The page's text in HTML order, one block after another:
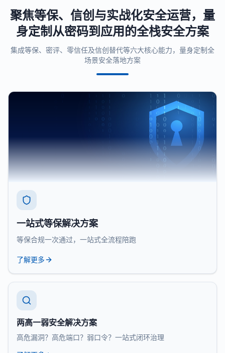
聚焦等保、信创与实战化安全运营，量
身定制从密码到应用的全栈安全方案
集成等保、密评、零信任及信创替代等六大核心能力，量身定制全
场景安全落地方案
一站式等保解决方案
等保合规一次通过，一站式全流程陪跑
了解更多
两高一弱安全解决方案
高危漏洞？高危端口？弱口令？一站式闭环治理